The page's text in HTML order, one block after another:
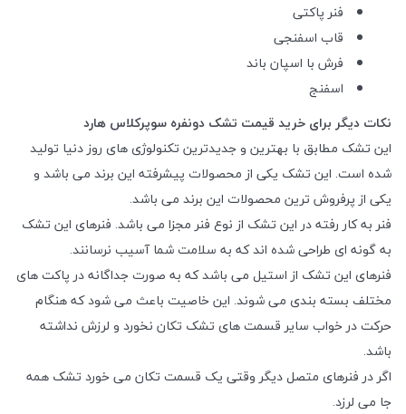
فنر پاکتی
قاب اسفنجی
فرش با اسپان باند
اسفنج
نکات دیگر برای خرید قیمت تشک دونفره سوپرکلاس هارد
این تشک مطابق با بهترین و جدیدترین تکنولوژی های روز دنیا تولید
شده است. این تشک یکی از محصولات پیشرفته این برند می باشد و
یکی از پرفروش ترین محصولات این برند می باشد.
فنر به کار رفته در این تشک از نوع فنر مجزا می باشد. فنرهای این تشک
به گونه ای طراحی شده اند که به سلامت شما آسیب نرسانند.
فنرهای این تشک از استیل می باشد که به صورت جداگانه در پاکت های
مختلف بسته بندی می شوند. این خاصیت باعث می شود که هنگام
حرکت در خواب سایر قسمت های تشک تکان نخورد و لرزش نداشته
باشد.
اگر در فنرهای متصل دیگر وقتی یک قسمت تکان می خورد تشک همه
جا می لرزد.